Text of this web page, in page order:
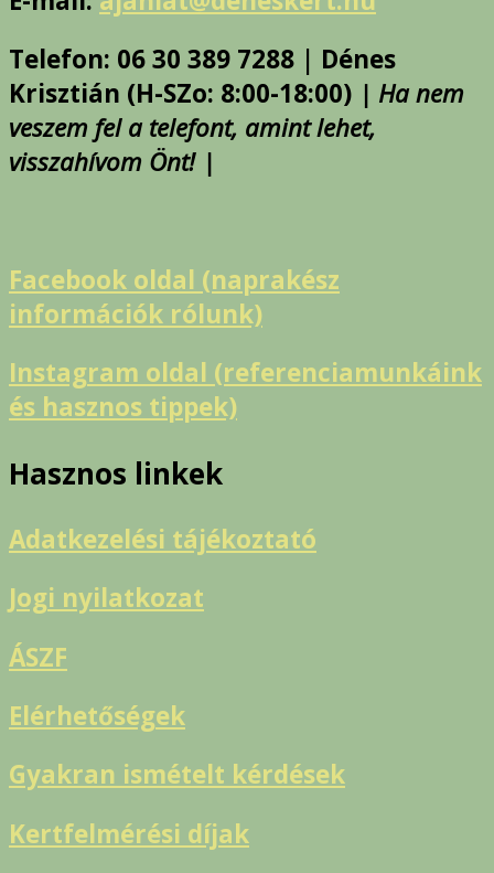
Telefon: 06 30 389 7288 | Dénes
Krisztián (H-SZo: 8:00-18:00) | Ha nem
veszem fel a telefont, amint lehet,
visszahívom Önt! |
Facebook oldal (naprakész
információk rólunk)
Instagram oldal (referenciamunkáink
és hasznos tippek)
Hasznos linkek
Adatkezelési tájékoztató
Jogi nyilatkozat
ÁSZF
Elérhetőségek
Gyakran ismételt kérdések
Kertfelmérési díjak